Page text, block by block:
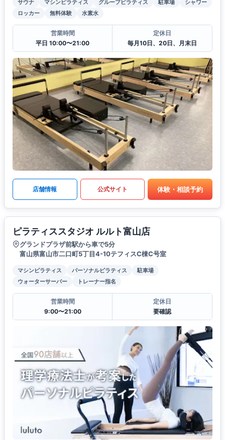
サウナ マシンピラティス グループピラティス 駐車場
シャワー
ロッカー
無料体験 水素水
営業時間
平日 10:00〜21:00
定休日
毎月10日、20日、月末日
店舗情報 公式サイト 体験・相談予約
ピラティススタジオ ルルト富山店
グランドプラザ前駅から車で5分
富山県富山市二口町5丁目4-10テフィスC棟C号室
マシンピラティス パーソナルピラティス
駐車場
ウォーターサーバー
トレーナー指名
営業時間
9:00〜21:00
定休日
要確認